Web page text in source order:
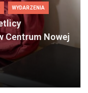
WYDARZENIA
Centrum Nowej